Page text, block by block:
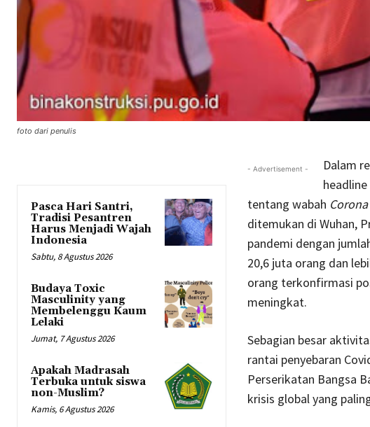
foto dari penulis
Pasca Hari Santri,
Tradisi Pesantren
Harus Menjadi Wajah
Indonesia
Sabtu, 8 Agustus 2026
Budaya Toxic
Masculinity yang
Membelenggu Kaum
Lelaki
Jumat, 7 Agustus 2026
Apakah Madrasah
Terbuka untuk siswa
non-Muslim?
Kamis, 6 Agustus 2026
- Advertisement -
Dalam
tentang wabah
ditemukan di Wuhan,
pandemi dengan
20,6 juta orang dan
orang terkonfirmasi
meningkat.
Sebagian besar
rantai penyebaran
Perserikatan Bangsa
krisis global yang